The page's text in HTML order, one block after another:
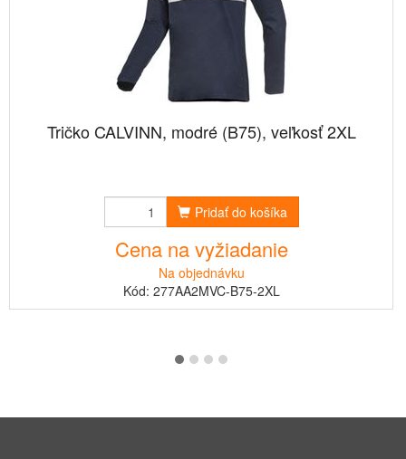
Tričko CALVINN, modré (B75), veľkosť 2XL
Pridať do košíka
Cena na vyžiadanie
Na objednávku
Kód: 277AA2MVC-B75-2XL